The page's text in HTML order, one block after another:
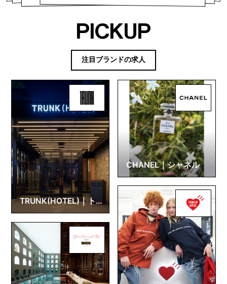
PICKUP
注目ブランドの求人
TRUNK(HOTEL)｜トラ
ンクホテル
CHANEL｜シャネル